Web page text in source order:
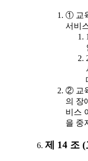
① 교
서비
② 교
의 장
비스
을 중
제 14 조